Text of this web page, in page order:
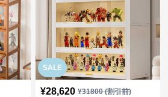
SALE
¥28,620 ¥31800(割引前)